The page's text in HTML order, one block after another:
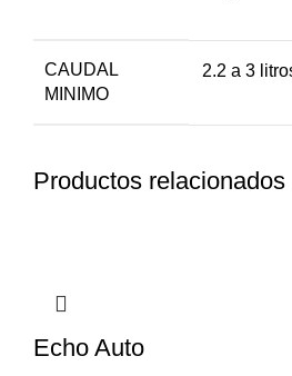
CAUDAL
MINIMO
2.2 a 3
Productos relacionados
Echo Auto